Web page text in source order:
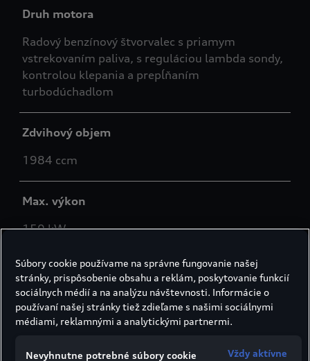
Druh motora
Radový benzínový štvorvalec s priamym
vstrekovaním paliva, s reguláciou lambda sondy,
kontrolou klepania a prepĺňaním
turbodúchadlom
Zdvihový objem
1984 ccm
Max. výkon
150 kW
Max. Power in PS
204 k
Súbory cookie používame na správne fungovanie našej
stránky, prispôsobenie obsahu a reklám, poskytovanie funkcií
sociálnych médií a na analýzu návštevnosti. Informácie o
používaní našej stránky tiež zdieľame s našimi sociálnymi
médiami, reklamnými a analytickými partnermi.
Nevyhnutne potrebné súbory cookie Vždy aktívne